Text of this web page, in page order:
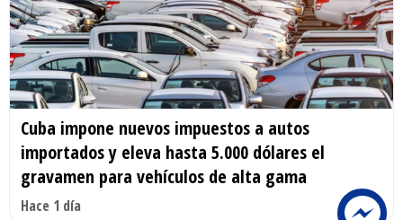
Cuba impone nuevos impuestos a autos
importados y eleva hasta 5.000 dólares el
gravamen para vehículos de alta gama
Hace 1 día